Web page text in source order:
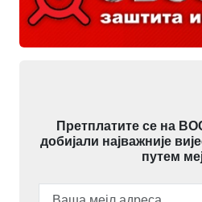
Претплатите се на
добијали најважније
путем